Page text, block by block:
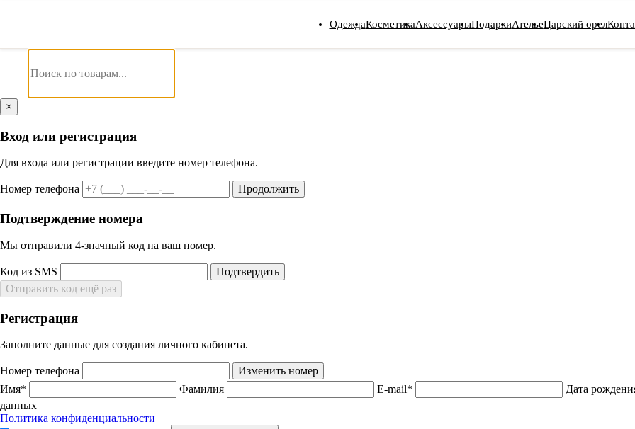
ОдеждаКосметикаАксессуарыПодаркиАтельеЦарский орел
×
Вход или регистрация
Для входа или регистрации введите номер телефона.
Номер телефона Продолжить
Подтверждение номера
Мы отправили 4‑значный код на ваш номер.
Код из SMS
Подтвердить
Отправить код ещё раз
Регистрация
Заполните данные для создания личного кабинета.
Номер телефона
Изменить номер
Имя*
Фамилия E-mail*
Дата
данных
Политика конфиденциальности